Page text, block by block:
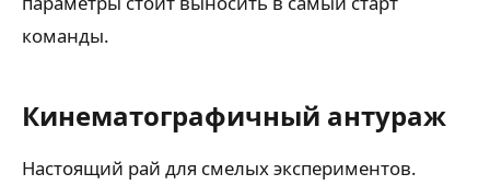
команды.
Кинематографичный антураж
Настоящий рай для смелых экспериментов.